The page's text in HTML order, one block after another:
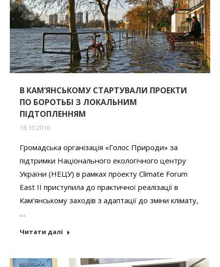
В КАМ’ЯНСЬКОМУ СТАРТУВАЛИ ПРОЕКТИ
ПО БОРОТЬБІ З ЛОКАЛЬНИМ
ПІДТОПЛЕННЯМ
18.10.2016
Громадська організація «Голос Природи» за
підтримки Національного екологічного центру
України (НЕЦУ) в рамках проекту Climate Forum
East II приступила до практичної реалізації в
Кам’янському заходів з адаптації до зміни клімату,
…
Читати далі